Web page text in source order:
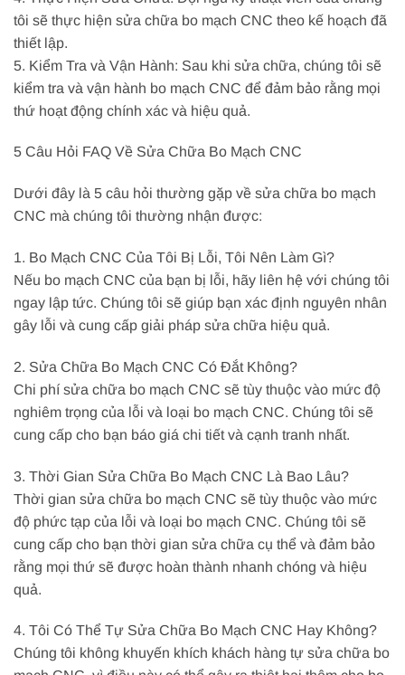
tôi sẽ thực hiện sửa chữa bo mạch CNC theo kế hoạch đã
thiết lập.
5. Kiểm Tra và Vận Hành: Sau khi sửa chữa, chúng tôi sẽ
kiểm tra và vận hành bo mạch CNC để đảm bảo rằng mọi
thứ hoạt động chính xác và hiệu quả.
5 Câu Hỏi FAQ Về Sửa Chữa Bo Mạch CNC
Dưới đây là 5 câu hỏi thường gặp về sửa chữa bo mạch
CNC mà chúng tôi thường nhận được:
1. Bo Mạch CNC Của Tôi Bị Lỗi, Tôi Nên Làm Gì?
Nếu bo mạch CNC của bạn bị lỗi, hãy liên hệ với chúng tôi
ngay lập tức. Chúng tôi sẽ giúp bạn xác định nguyên nhân
gây lỗi và cung cấp giải pháp sửa chữa hiệu quả.
2. Sửa Chữa Bo Mạch CNC Có Đắt Không?
Chi phí sửa chữa bo mạch CNC sẽ tùy thuộc vào mức độ
nghiêm trọng của lỗi và loại bo mạch CNC. Chúng tôi sẽ
cung cấp cho bạn báo giá chi tiết và cạnh tranh nhất.
3. Thời Gian Sửa Chữa Bo Mạch CNC Là Bao Lâu?
Thời gian sửa chữa bo mạch CNC sẽ tùy thuộc vào mức
độ phức tạp của lỗi và loại bo mạch CNC. Chúng tôi sẽ
cung cấp cho bạn thời gian sửa chữa cụ thể và đảm bảo
rằng mọi thứ sẽ được hoàn thành nhanh chóng và hiệu
quả.
4. Tôi Có Thể Tự Sửa Chữa Bo Mạch CNC Hay Không?
Chúng tôi không khuyến khích khách hàng tự sửa chữa bo